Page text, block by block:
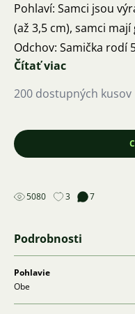
Pohlaví: Samci jsou
(až 3,5 cm), samci
Odchov: Samička rodí
Z těla samičky jsou
téměř okamžitě
společnosti stejně
(zřídka 3 nebo 5)
Čítať viac
200 dostupných kusov
5080 3 7
Podrobnosti
Pohlavie
Obe